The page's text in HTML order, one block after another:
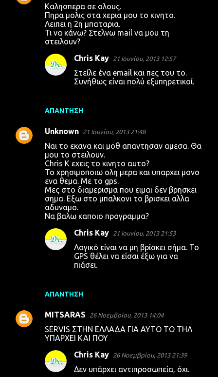
Καλησπερα σε ολους.
Πηρα μολις στα χερια μου το κινητο.
Λειπει η 2η μπαταρια.
Τι να κάνω? Στελνω mail να μου τη
στειλουν?
ΑΠΆΝΤΗΣΗ
Chris Kay 21 Ιουνίου, 2013 12:57
Στείλε ένα email και πες του το.
Συνήθως είναι πολύ εξυπηρετικοί.
Unknown 21 Ιουνίου, 2013 21:48
Ναι το εκανα και μοθ απαντησαν αμεσα. Θα
μου το στειλουν.
Chris K εχεις το κινητο αυτο?
Το χρησιμοποιω ολη μερα και υπαρχει μονο
ενα θεμα. Με το gps.
Μες στο διαμερισμα που ειμαι δεν βρησκει
σημα. Εξω στο μπαλκονι το βρισκει αλλα
αδυναμο.
Να βαλω καποιο προγραμμα?
ΑΠΆΝΤΗΣΗ
Chris Kay 21 Ιουνίου, 2013 21:53
Λογικό είναι να μη βρίσκει σήμα. Το
GPS θέλει να είσαι έξω για να
πιάσει.
MITSARAS 26 Νοεμβρίου, 2013 14:04
SERVIS ΣΤΗΝ ΕΛΛΑΔΑ ΓΙΑ ΑΥΤΟ ΤΟ ΤΗΛ
ΥΠΑΡΧΕΙ ΚΑΙ ΠΟΥ
Chris Kay 26 Νοεμβρίου, 2013 21:39
Δεν υπάρχει αντιπροσωπεία, όχι.